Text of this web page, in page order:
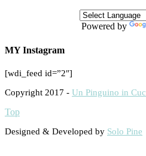
Powered by
MY Instagram
[wdi_feed id=”2″]
Copyright 2017 - Un Pinguino in
Top
Designed & Developed by Solo Pine